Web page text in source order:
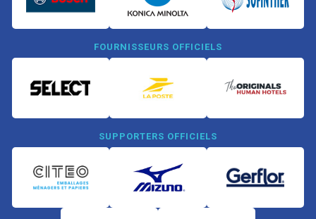
FOURNISSEURS OFFICIELS
SUPPORTERS OFFICIELS